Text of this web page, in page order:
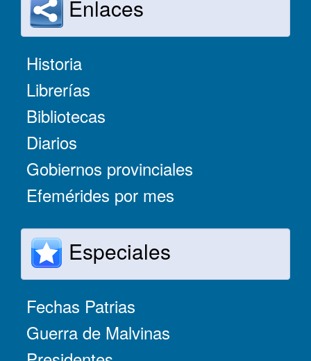
Enlaces
Historia
Librerías
Bibliotecas
Diarios
Gobiernos provinciales
Efemérides por mes
Especiales
Fechas Patrias
Guerra de Malvinas